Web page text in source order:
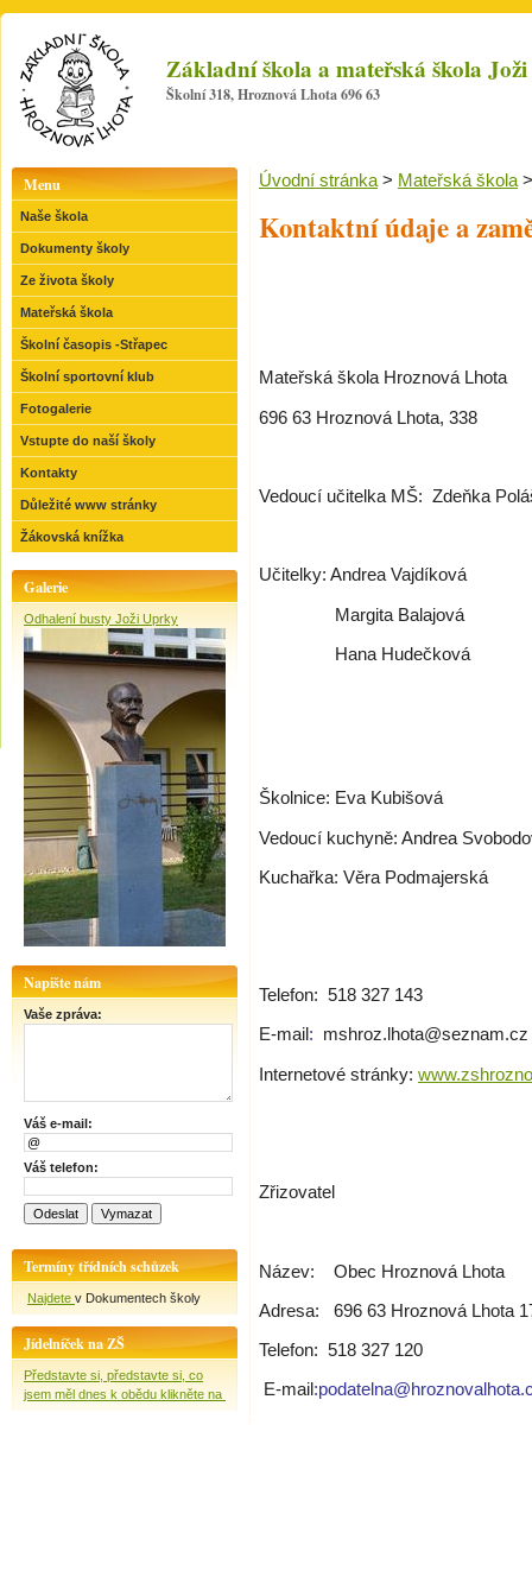
Základní škola a mateřská škola
Školní 318, Hroznová Lhota 696 63
Menu
Naše škola
Dokumenty školy
Ze života školy
Mateřská škola
Školní časopis -Střapec
Školní sportovní klub
Fotogalerie
Vstupte do naší školy
Kontakty
Důležité www stránky
Žákovská knížka
Galerie
Odhalení busty Joži Uprky
Napište nám
Vaše zpráva:
Váš e-mail:
Váš telefon:
Termíny třídních schůzek
Najdete v Dokumentech školy
Jídelníček na ZŠ
Představte si, představte si, co
jsem měl dnes k obědu klikněte na
Úvodní stránka > Mateřská škola >
Kontaktní údaje a
Mateřská škola Hroznová Lhota
696 63 Hroznová Lhota, 338
Vedoucí učitelka MŠ: Zdeňka
Učitelky: Andrea Vajdíková
Margita Balajová
Hana Hudečková
Školnice: Eva Kubišová
Vedoucí kuchyně: Andrea
Kuchařka: Věra Podmajerská
Telefon: 518 327 143
E-mail : mshroz.lhota@seznam.cz
Internetové stránky:
Zřizovatel
Název:
Obec Hroznová Lhota
Adresa:
696 63 Hroznová Lhota
Telefon: 518 327 120
E-mail: